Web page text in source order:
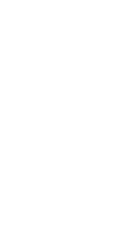
El
primero de
Durante la visita,
sencillo
diseñado para
rápidamente de
mantenimiento